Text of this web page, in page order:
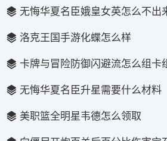
无悔华夏名臣娥皇女英怎么不出
洛克王国手游化蝶怎么样
卡牌与冒险防御闪避流怎么组卡
无悔华夏名臣升星需要什么材料
美职篮全明星韦德怎么领取